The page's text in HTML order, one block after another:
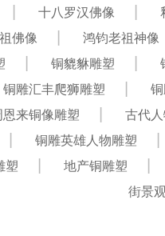
十八罗汉佛像
佛像 鸿钧老祖神像
铜貔貅雕塑
铜雕汇丰爬狮雕塑
恩来铜像雕塑 古代
铜雕英雄人物雕塑
塑 地产铜雕塑
街景